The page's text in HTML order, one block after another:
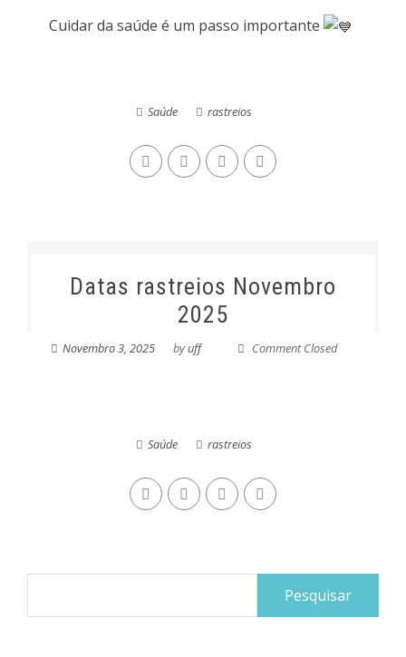
Cuidar da saúde é um passo importante
Saúde rastreios
Datas rastreios Novembro
2025
Novembro 3, 2025 byuff Comment Closed
Saúde rastreios